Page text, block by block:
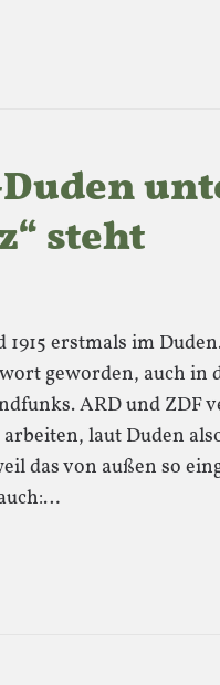
Duden
steht
erstmals im
geworden, auch in
ARD und ZDF
laut Duden
das von außen so